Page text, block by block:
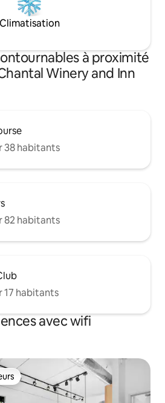
Climatisation
à proximité
Winery and Inn
38 habitants
82 habitants
17 habitants
avec wifi